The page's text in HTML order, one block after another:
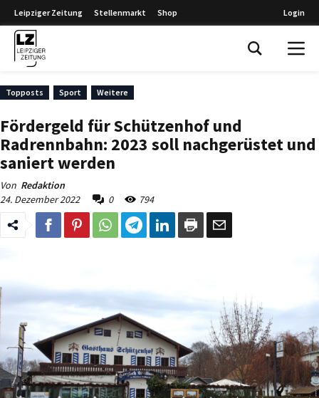
Leipziger Zeitung Stellenmarkt Shop Login
Topposts Sport Weitere
Fördergeld für Schützenhof und
Radrennbahn: 2023 soll nachgerüstet und
saniert werden
Von Redaktion
24. Dezember 2022
0 794